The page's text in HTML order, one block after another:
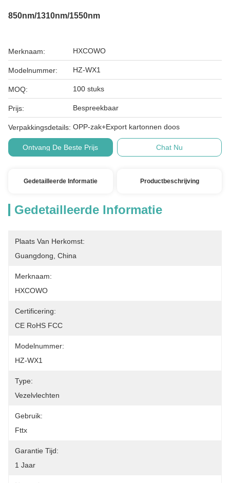
850nm/1310nm/1550nm
Merknaam: HXCOWO
Modelnummer: HZ-WX1
MOQ: 100 stuks
Prijs: Bespreekbaar
Verpakkingsdetails: OPP-zak+Export kartonnen doos
Ontvang De Beste Prijs Chat Nu
Gedetailleerde Informatie Productbeschrijving
Gedetailleerde Informatie
Plaats Van Herkomst:
Guangdong, China
Merknaam:
HXCOWO
Certificering:
CE RoHS FCC
Modelnummer:
HZ-WX1
Type:
Vezelvlechten
Gebruik:
Fttx
Garantie Tijd:
1 Jaar